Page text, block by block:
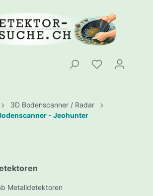
3D Bodenscanner / Radar
- Jeohunter
Metalldetektoren